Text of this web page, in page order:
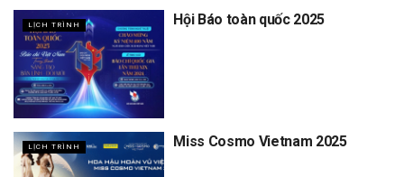
LỊCH TRÌNH Hội Báo toàn quốc 2025
LỊCH TRÌNH Miss Cosmo Vietnam 2025